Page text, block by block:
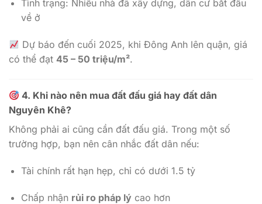
Tình trạng: Nhiều nhà đã xây dựng, dân cư bắt đầu
về ở
Dự báo đến cuối 2025, khi Đông Anh lên quận, giá
có thể đạt 45 – 50 triệu/m².
4. Khi nào nên mua đất đấu giá hay đất dân
Nguyên Khê?
Không phải ai cũng cần đất đấu giá. Trong một số
trường hợp, bạn nên cân nhắc đất dân nếu:
Tài chính rất hạn hẹp, chỉ có dưới 1.5 tỷ
Chấp nhận rủi ro pháp lýcao hơn